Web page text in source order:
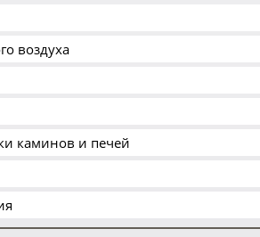
воздуха
каминов и печей